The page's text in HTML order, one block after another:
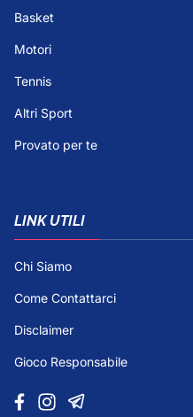
Basket
Motori
Tennis
Altri Sport
Provato per te
LINK UTILI
Chi Siamo
Come Contattarci
Disclaimer
Gioco Responsabile